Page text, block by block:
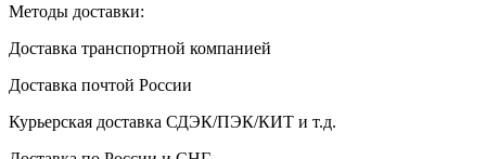
Методы доставки:
Доставка транспортной компанией
Доставка почтой России
Курьерская доставка СДЭК/ПЭК/КИТ и т.д.